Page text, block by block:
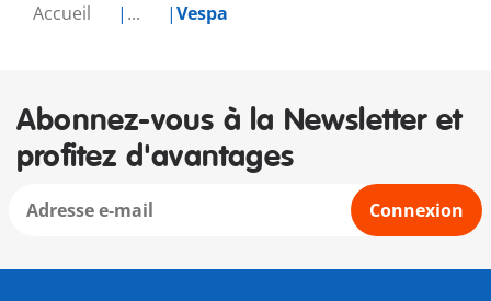
Accueil ... Vespa
Abonnez-vous à la Newsletter et
profitez d'avantages
Connexion